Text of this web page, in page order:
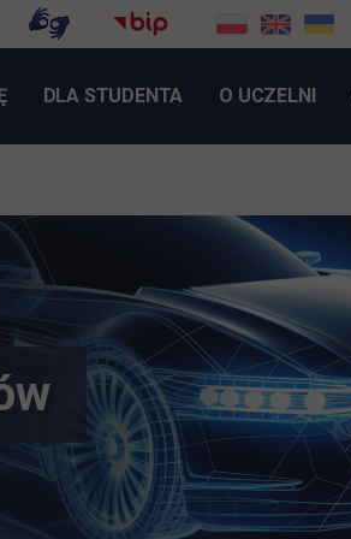
LINK OTWIERA SIĘ W NOWEJ KARCIE
DLA STUDENTA O UCZELNI